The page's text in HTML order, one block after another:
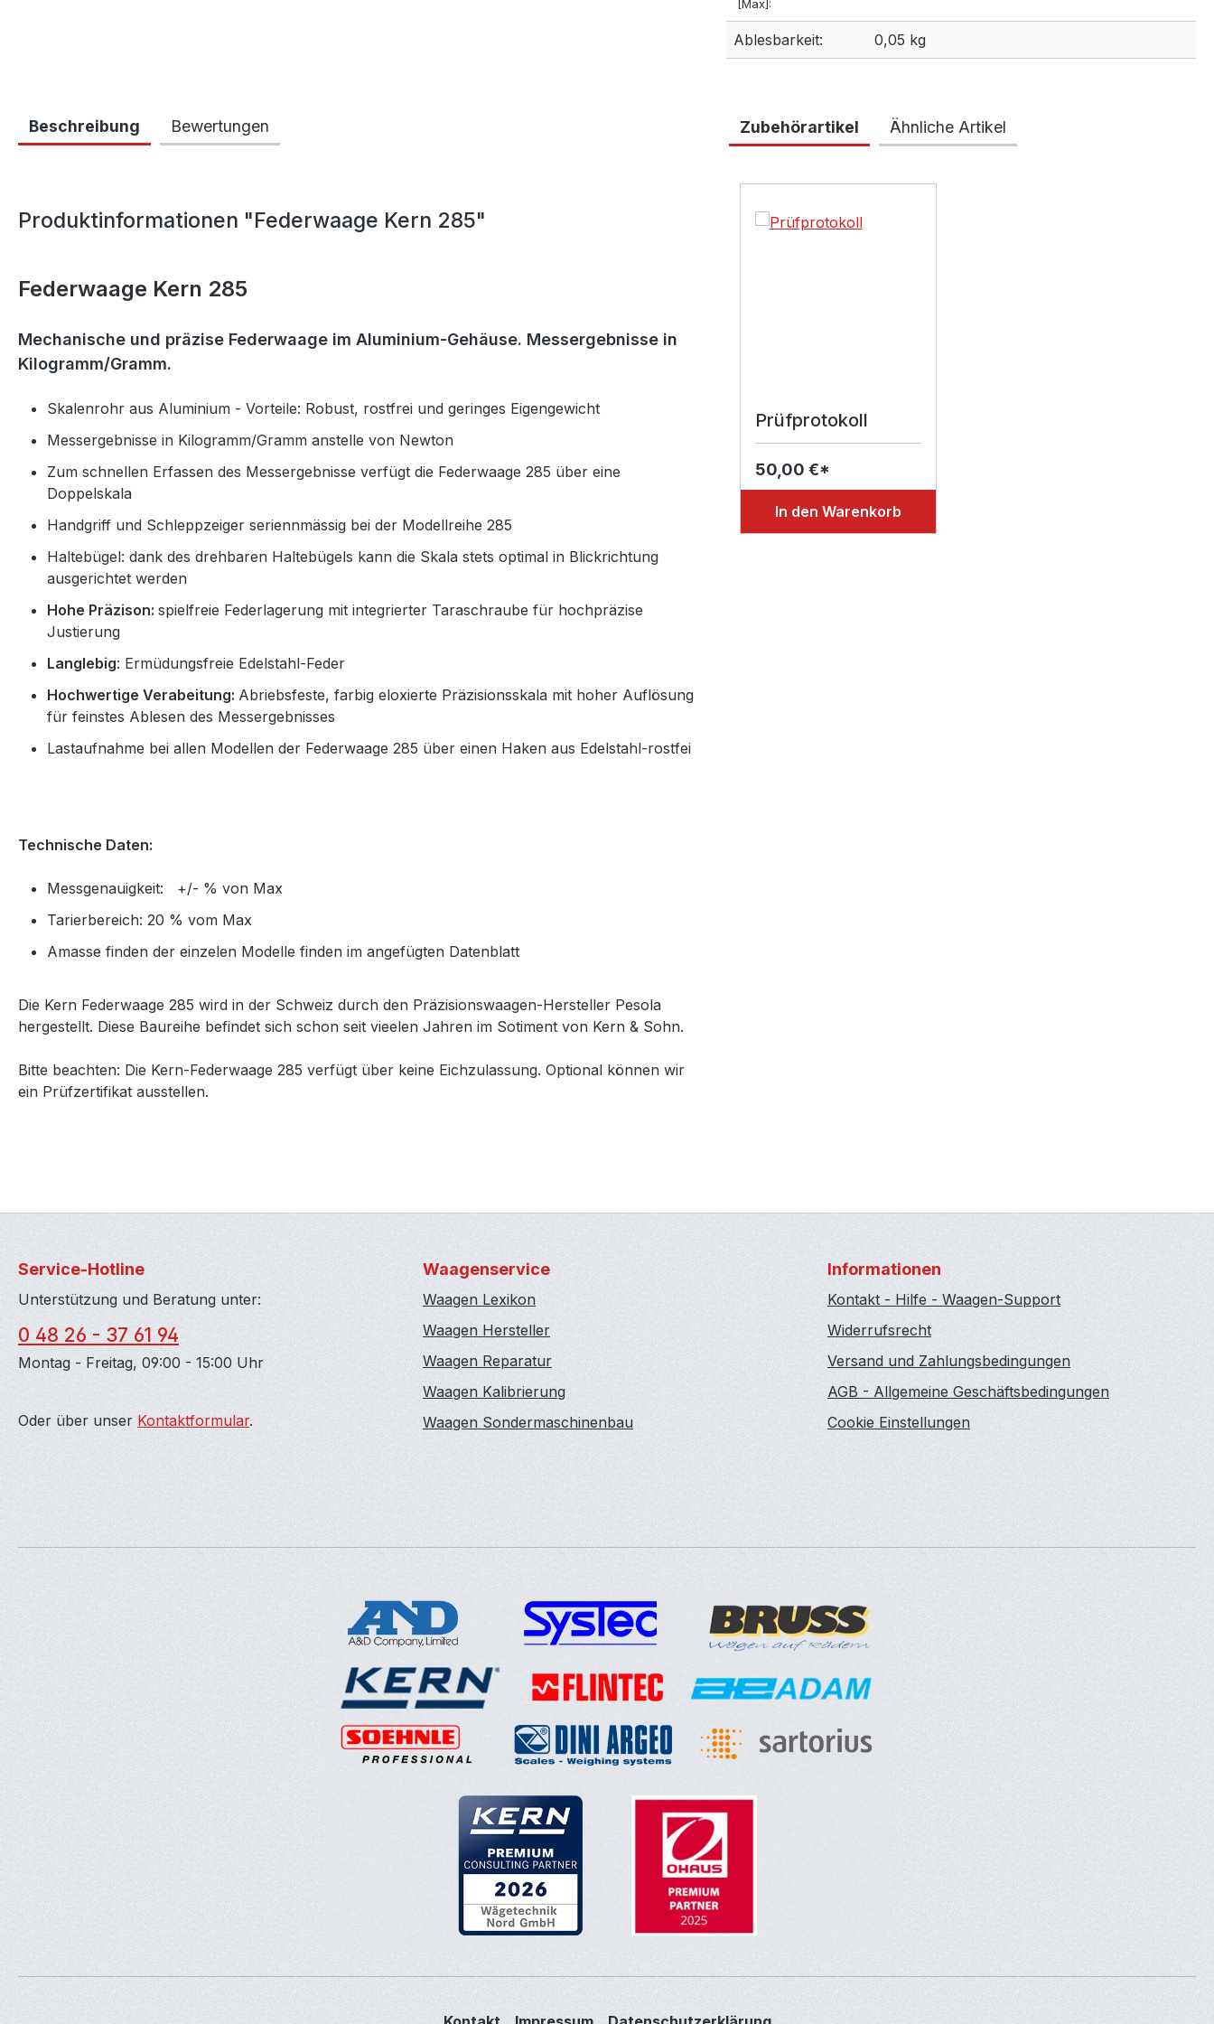
[Max]:
Ablesbarkeit: 0,05 kg
Beschreibung Bewertungen
Produktinformationen "Federwaage Kern 285"
Federwaage Kern 285
Mechanische und präzise Federwaage im Aluminium-Gehäuse. Messergebnisse in
Kilogramm/Gramm.
Skalenrohr aus Aluminium - Vorteile: Robust, rostfrei und geringes Eigengewicht
Messergebnisse in Kilogramm/Gramm anstelle von Newton
Zum schnellen Erfassen des Messergebnisse verfügt die Federwaage 285 über eine
Doppelskala
Handgriff und Schleppzeiger seriennmässig bei der Modellreihe 285
Haltebügel: dank des drehbaren Haltebügels kann die Skala stets optimal in Blickrichtung
ausgerichtet werden
Hohe Präzison: spielfreie Federlagerung mit integrierter Taraschraube für hochpräzise
Justierung
Langlebig: Ermüdungsfreie Edelstahl-Feder
Hochwertige Verabeitung: Abriebsfeste, farbig eloxierte Präzisionsskala mit hoher Auflösung
für feinstes Ablesen des Messergebnisses
Lastaufnahme bei allen Modellen der Federwaage 285 über einen Haken aus Edelstahl-rostfei
Technische Daten:
Messgenauigkeit: +/- % von Max
Tarierbereich: 20 % vom Max
Amasse finden der einzelen Modelle finden im angefügten Datenblatt
Die Kern Federwaage 285 wird in der Schweiz durch den Präzisionswaagen-Hersteller Pesola
hergestellt. Diese Baureihe befindet sich schon seit vieelen Jahren im Sotiment von Kern & Sohn.
Bitte beachten: Die Kern-Federwaage 285 verfügt über keine Eichzulassung. Optional können wir
ein Prüfzertifikat ausstellen.
Zubehörartikel Ähnliche Artikel
Prüfprotokoll
50,00 €*
In den Warenkorb
Service-Hotline
Unterstützung und Beratung unter:
0 48 26 - 37 61 94
Montag - Freitag, 09:00 - 15:00 Uhr
Oder über unser Kontaktformular.
Waagenservice
Waagen Lexikon
Waagen Hersteller
Waagen Reparatur
Waagen Kalibrierung
Waagen Sondermaschinenbau
Informationen
Kontakt - Hilfe - Waagen-Support
Widerrufsrecht
Versand und Zahlungsbedingungen
AGB - Allgemeine Geschäftsbedingungen
Cookie Einstellungen